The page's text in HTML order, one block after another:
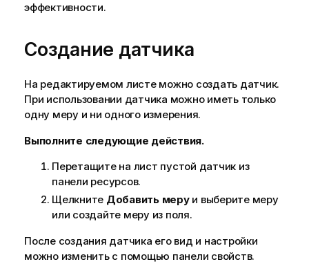
эффективности.
Создание датчика
На редактируемом листе можно создать датчик.
При использовании датчика можно иметь только
одну меру и ни одного измерения.
Выполните следующие действия.
Перетащите на лист пустой датчик из
панели ресурсов.
Щелкните Добавить меруи выберите меру
или создайте меру из поля.
После создания датчика его вид и настройки
можно изменить с помощью панели свойств.